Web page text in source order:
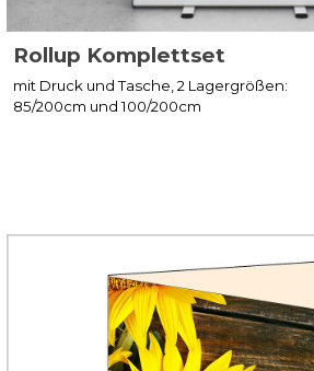
Rollup Komplettset
mit Druck und Tasche, 2 Lagergrößen:
85/200cm und 100/200cm